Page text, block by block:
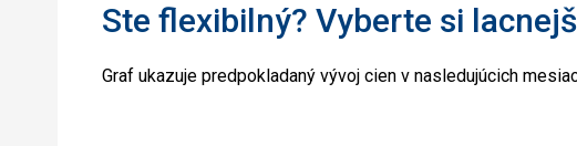
Ste flexibilný? Vyberte si
Graf ukazuje predpokladaný vývoj cien v nasledujúcich